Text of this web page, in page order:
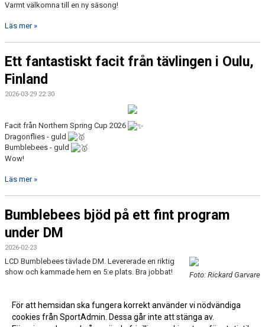
Varmt välkomna till en ny säsong!
Läs mer »
Ett fantastiskt facit från tävlingen i Oulu,
Finland
2026-03-29 22:30
Facit från Northern Spring Cup 2026
Dragonflies - guld
Bumblebees - guld
Wow!
Läs mer »
Bumblebees bjöd på ett fint program
under DM
2026-02-23
Foto: Rickard Garvare
LCD Bumblebees tävlade DM. Levererade en riktig
show och kammade hem en 5:e plats. Bra jobbat!
Fler nyheter >>
För att hemsidan ska fungera korrekt använder vi nödvändiga
cookies från SportAdmin. Dessa går inte att stänga av.